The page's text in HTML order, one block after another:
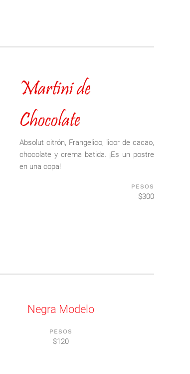
Martini de
Chocolate
Absolut citrón, Frangelico, licor de cacao,
chocolate y crema batida. ¡Es un postre
en una copa!
PESOS
$300
Negra Modelo
PESOS
$120